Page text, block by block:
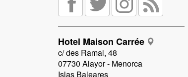
Hotel Maison Carrée
c/ des Ramal, 48
07730 Alayor - Menorca
Islas Baleares